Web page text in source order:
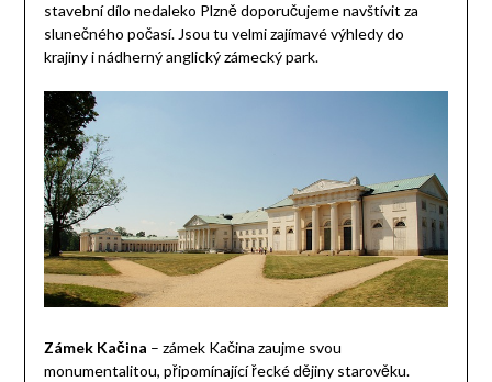
stavební dílo nedaleko Plzně doporučujeme navštívit za
slunečného počasí. Jsou tu velmi zajímavé výhledy do
krajiny i nádherný anglický zámecký park.
Zámek Kačina – zámek Kačina zaujme svou
monumentalitou, připomínající řecké dějiny starověku.